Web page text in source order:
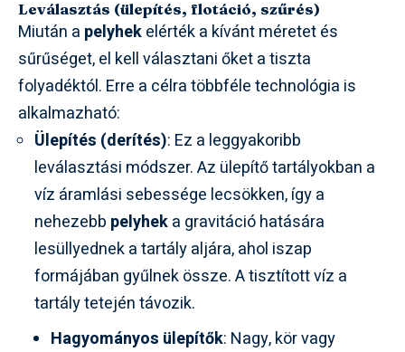
Leválasztás (ülepítés, flotáció, szűrés)
Miután a pelyhekelérték a kívánt méretet és
sűrűséget, el kell választani őket a tiszta
folyadéktól. Erre a célra többféle technológia is
alkalmazható:
Ülepítés (derítés): Ez a leggyakoribb
leválasztási módszer. Az ülepítő tartályokban a
víz áramlási sebessége lecsökken, így a
nehezebb pelyheka gravitáció hatására
lesüllyednek a tartály aljára, ahol iszap
formájában gyűlnek össze. A tisztított víz a
tartály tetején távozik.
Hagyományos ülepítők: Nagy, kör vagy